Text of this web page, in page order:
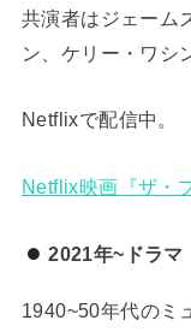
共演者はジェーム
ン、ケリー・ワシ
Netflixで配信中。
Netflix映画『ザ・
2021年~ドラマ
1940~50年代のミ